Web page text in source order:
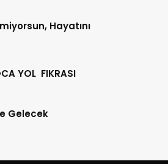
Hayatını
YOL FIKRASI
Gelecek